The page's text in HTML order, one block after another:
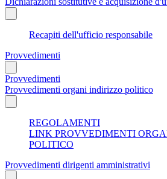
Recapiti dell'ufficio responsabile
Provvedimenti
Provvedimenti
Provvedimenti organi indirizzo politico
REGOLAMENTI
LINK PROVVEDIMENTI
POLITICO
Provvedimenti dirigenti amministrativi